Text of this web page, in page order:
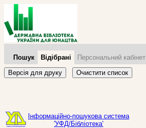
Пошук Відібрані
Персональний кабінет
Версія для друку
Очистити список
Інформаційно-пошукова система
'УФД/Бібліотека'